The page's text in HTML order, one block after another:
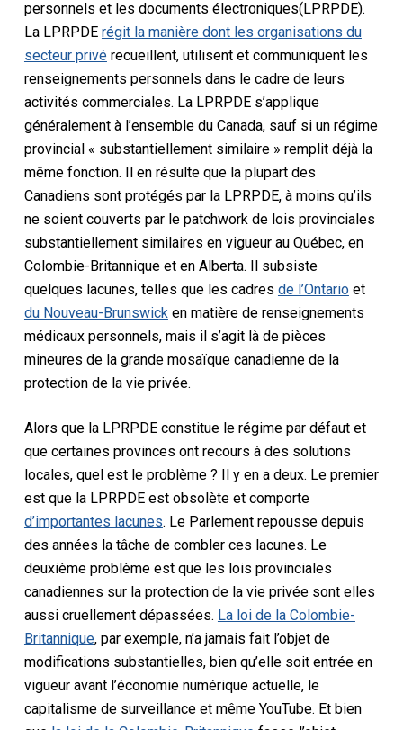
personnels et les documents électroniques(LPRPDE).
La LPRPDE régit la manière dont les organisations du
secteur privérecueillent, utilisent et communiquent les
renseignements personnels dans le cadre de leurs
activités commerciales. La LPRPDE s’applique
généralement à l’ensemble du Canada, sauf si un régime
provincial « substantiellement similaire » remplit déjà la
même fonction. Il en résulte que la plupart des
Canadiens sont protégés par la LPRPDE, à moins qu’ils
ne soient couverts par le patchwork de lois provinciales
substantiellement similaires en vigueur au Québec, en
Colombie-Britannique et en Alberta. Il subsiste
quelques lacunes, telles que les cadres de l’Ontarioet
du Nouveau-Brunswicken matière de renseignements
médicaux personnels, mais il s’agit là de pièces
mineures de la grande mosaïque canadienne de la
protection de la vie privée.
Alors que la LPRPDE constitue le régime par défaut et
que certaines provinces ont recours à des solutions
locales, quel est le problème ? Il y en a deux. Le premier
est que la LPRPDE est obsolète et comporte
d’importantes lacunes. Le Parlement repousse depuis
des années la tâche de combler ces lacunes. Le
deuxième problème est que les lois provinciales
canadiennes sur la protection de la vie privée sont elles
aussi cruellement dépassées. La loi de la Colombie-
Britannique, par exemple, n’a jamais fait l’objet de
modifications substantielles, bien qu’elle soit entrée en
vigueur avant l’économie numérique actuelle, le
capitalisme de surveillance et même YouTube. Et bien